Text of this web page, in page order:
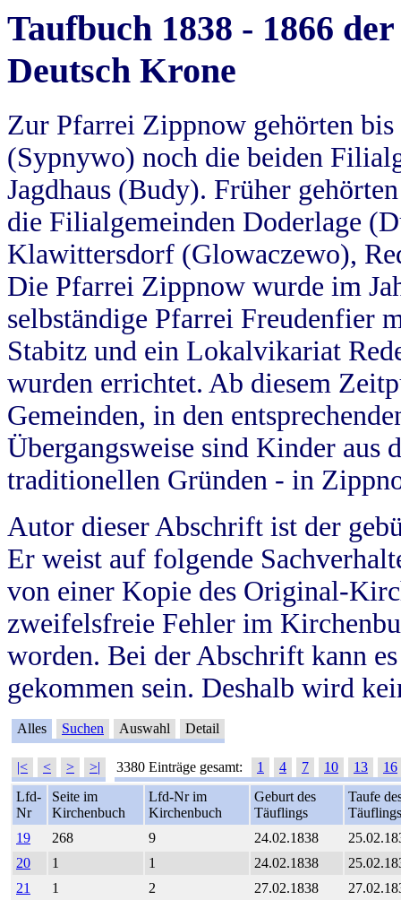
Taufbuch 1838 - 1866
Deutsch Krone
Zur Pfarrei Zippnow gehörten
(Sypnywo) noch die beiden
Jagdhaus (Budy). Früher
die Filialgemeinden Doderlage
Klawittersdorf (Glowaczewo),
Die Pfarrei Zippnow wurde im
selbständige Pfarrei Freudenfier
Stabitz und ein Lokalvikariat
wurden errichtet. Ab diesem
Gemeinden, in den
Übergangsweise sind Kinder aus
traditionellen Gründen - in
Autor dieser Abschrift ist der
Er weist auf folgende
von einer Kopie des Original-
zweifelsfreie Fehler im
worden. Bei der Abschrift kann
gekommen sein. Deshalb wird
Alles Suchen Auswahl Detail
|< < > >| 3380 Einträge gesamt: 1 4 7 10 13
16
Lfd-
Nr
Seite im
Kirchenbuch
Lfd-Nr im
Kirchenbuch
Geburt des
Täuflings
Taufe
Täuflings
19
268 9 24.02.1838
20
1 1 24.02.1838
21
1 2 27.02.1838